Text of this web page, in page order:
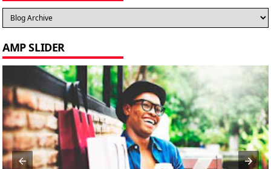
AMP SLIDER